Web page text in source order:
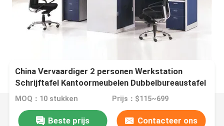
China Vervaardiger 2 personen Werkstation
Schrijftafel Kantoormeubelen Dubbelbureaustafel
MOQ：10 stukken Prijs：$115~699
Beste prijs Contacteer ons